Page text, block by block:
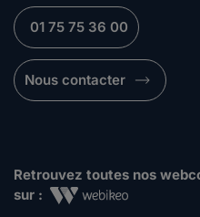
01 75 75 36 00
Nous contacter
Retrouvez toutes nos
sur :